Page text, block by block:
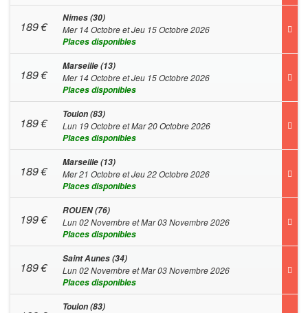
189€
Nimes (30)
Mer 14 Octobre et Jeu 15 Octobre 2026
Places disponibles
189€
Marseille (13)
Mer 14 Octobre et Jeu 15 Octobre 2026
Places disponibles
189€
Toulon (83)
Lun 19 Octobre et Mar 20 Octobre 2026
Places disponibles
189€
Marseille (13)
Mer 21 Octobre et Jeu 22 Octobre 2026
Places disponibles
199€
ROUEN (76)
Lun 02 Novembre et Mar 03 Novembre 2026
Places disponibles
189€
Saint Aunes (34)
Lun 02 Novembre et Mar 03 Novembre 2026
Places disponibles
Toulon (83)